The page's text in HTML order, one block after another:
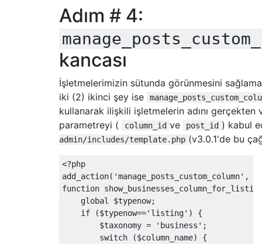
Adım # 4:
kancası
İşletmelerimizin sütunda görünmesini
iki (2) ikinci şey ise
kullanarak ilişkili işletmelerin adını
parametreyi (
column_id ve post_id ) kabul
admin/includes/template.php (v3.0.1'de bu
<?php
add_action( 'manage_posts_custom_column' ,
function
global
$typenow;
if
($typenow=='listing' )
{
        $taxonomy
= 'business' ;
switch
($column_name)
{